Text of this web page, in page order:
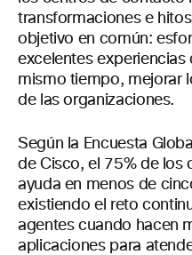
transformaciones e
objetivo en común:
excelentes experiencias
mismo tiempo, mejorar
de las organizaciones.
Según la Encuesta
de Cisco, el 75% de los
ayuda en menos de
existiendo el reto
agentes cuando hacen
aplicaciones para